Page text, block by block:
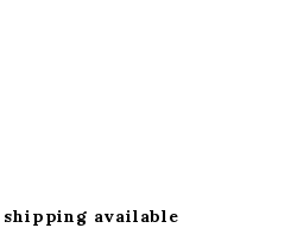
available